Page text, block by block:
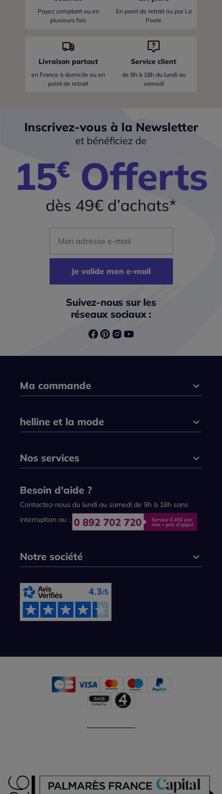
Payez comptant ou en
plusieurs fois
En point de retrait ou par La
Poste
Livraison partout
en France à domicile ou en
point de retrait
Service client
de 9h à 18h du lundi au
samedi
Inscrivez-vous à la Newsletter
et bénéficiez de
Mon adresse mail
Je valide mon e-mail
Suivez-nous sur les
réseaux sociaux :
Ma commande
helline et la mode
Nos services
Besoin d'aide ?
Contactez-nous du lundi au samedi de 9h à 18h sans
interruption au :
Notre société